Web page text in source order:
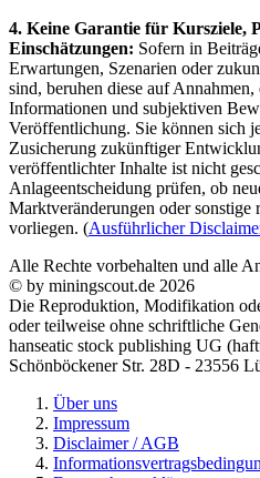
4. Keine Garantie für Kursziele,
Einschätzungen: Sofern in
Erwartungen, Szenarien oder
sind, beruhen diese auf
Informationen und subjektiven
Veröffentlichung. Sie können sich
Zusicherung zukünftiger
veröffentlichter Inhalte ist nicht
Anlageentscheidung prüfen, ob
Marktveränderungen oder sonstige
vorliegen. (Ausführlicher
Alle Rechte vorbehalten und alle
© by miningscout.de 2026
Die Reproduktion, Modifikation
oder teilweise ohne schriftliche
hanseatic stock publishing UG
Schönböckener Str. 28D - 23556
Über uns
Impressum
Disclaimer / AGB